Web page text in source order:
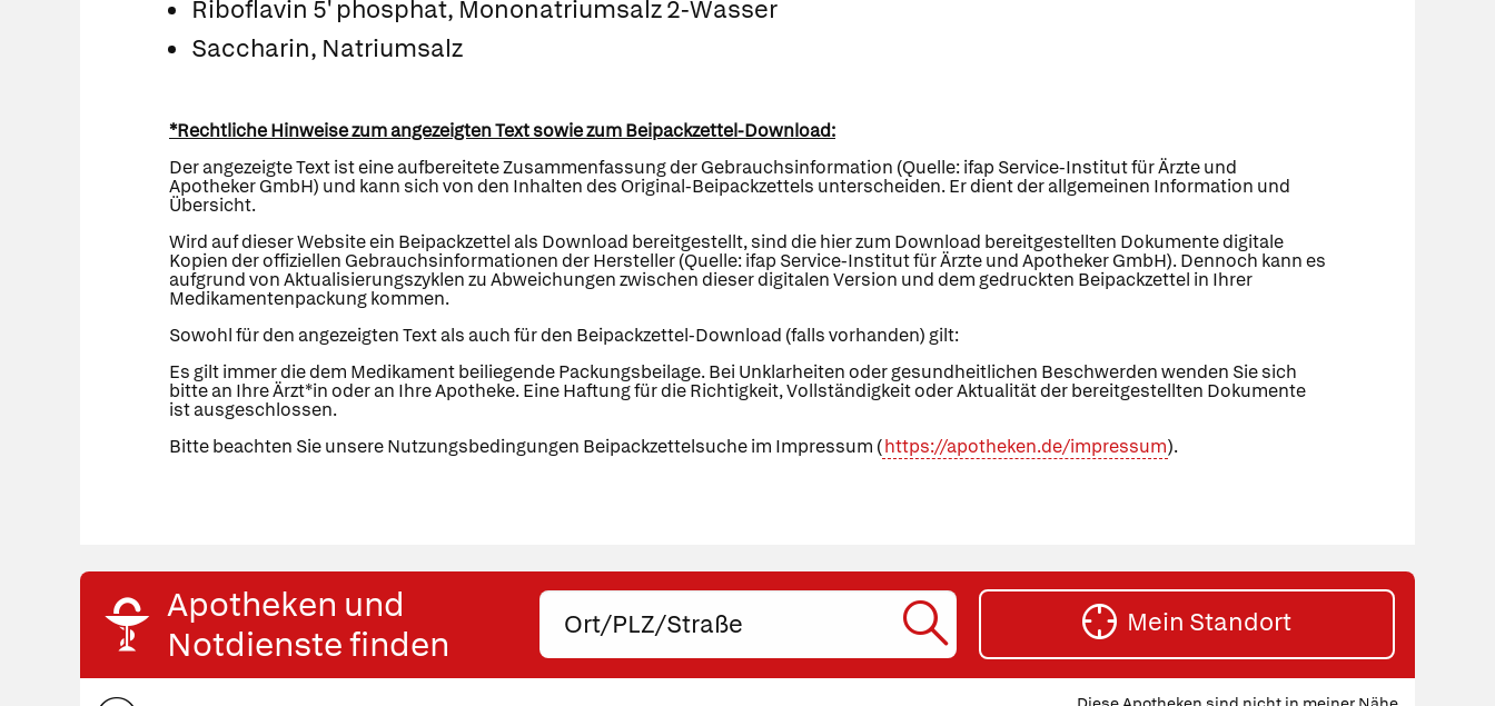
Riboflavin 5' phosphat, Mononatriumsalz 2-Wasser
Saccharin, Natriumsalz
*Rechtliche Hinweise zum angezeigten Text sowie zum Beipackzettel-Download:
Der angezeigte Text ist eine aufbereitete Zusammenfassung der Gebrauchsinformation (Quelle: ifap Service-Institut für Ärzte und
Apotheker GmbH) und kann sich von den Inhalten des Original-Beipackzettels unterscheiden. Er dient der allgemeinen Information und
Übersicht.
Wird auf dieser Website ein Beipackzettel als Download bereitgestellt, sind die hier zum Download bereitgestellten Dokumente digitale
Kopien der offiziellen Gebrauchsinformationen der Hersteller (Quelle: ifap Service-Institut für Ärzte und Apotheker GmbH). Dennoch kann es
aufgrund von Aktualisierungszyklen zu Abweichungen zwischen dieser digitalen Version und dem gedruckten Beipackzettel in Ihrer
Medikamentenpackung kommen.
Sowohl für den angezeigten Text als auch für den Beipackzettel-Download (falls vorhanden) gilt:
Es gilt immer die dem Medikament beiliegende Packungsbeilage. Bei Unklarheiten oder gesundheitlichen Beschwerden wenden Sie sich
bitte an Ihre Ärzt*in oder an Ihre Apotheke. Eine Haftung für die Richtigkeit, Vollständigkeit oder Aktualität der bereitgestellten Dokumente
ist ausgeschlossen.
Bitte beachten Sie unsere Nutzungsbedingungen Beipackzettelsuche im Impressum (https://apotheken.de/impressum).
Apotheken und
Notdienste finden
Ort,
oder
SUCHE
Mein Standort